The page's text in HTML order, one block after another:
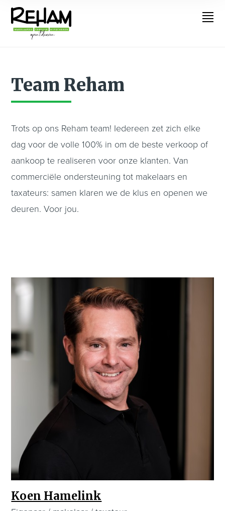
Team Reham
Trots op ons Reham team! Iedereen zet zich elke
dag voor de volle 100% in om de beste verkoop of
aankoop te realiseren voor onze klanten. Van
commerciële ondersteuning tot makelaars en
taxateurs: samen klaren we de klus en openen we
deuren. Voor jou.
Koen Hamelink